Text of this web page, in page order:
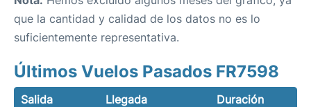
que la cantidad y calidad de los datos no es lo
suficientemente representativa.
Últimos Vuelos Pasados FR7598
Salida Llegada
Duración